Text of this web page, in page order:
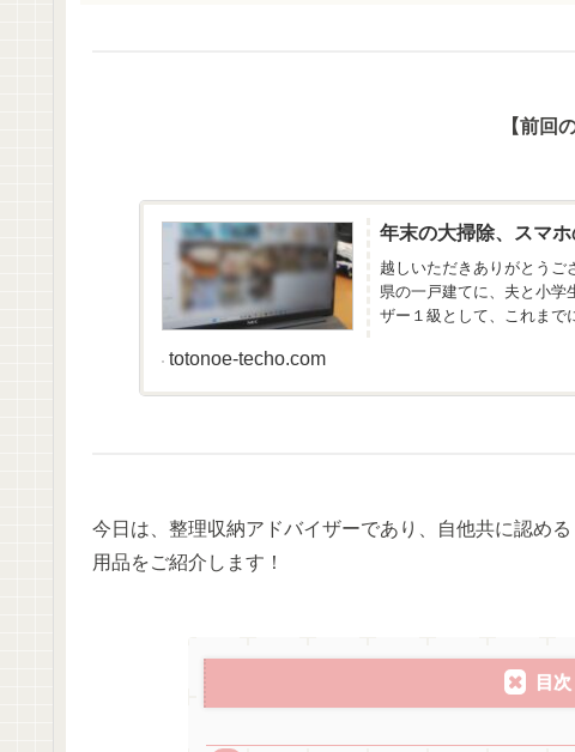
【前回
年末の大掃除、スマ
越しいただきありがとうご
県の一戸建てに、夫と小学
ザー１級として、これまで
totonoe-techo.com
今日は、整理収納アドバイザーであり、自他共に認め
用品をご紹介します！
目次